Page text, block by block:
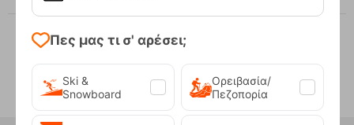
Προβολή όλων
Πες μας τι σ' αρέσει;
Ski &
Snowboard
Ορειβασία/
Πεζοπορία